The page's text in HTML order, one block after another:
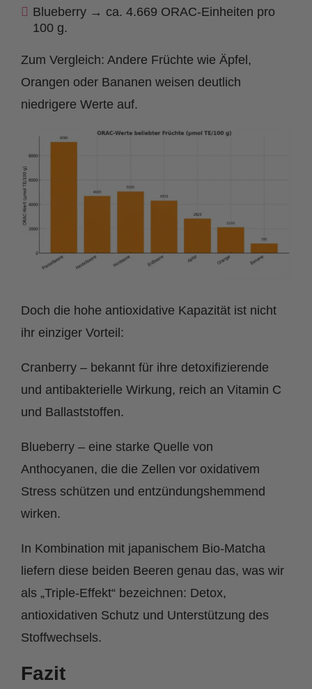
Blueberry → ca. 4.669 ORAC-Einheiten pro
100 g.
Zum Vergleich: Andere Früchte wie Äpfel,
Orangen oder Bananen weisen deutlich
niedrigere Werte auf.
Doch die hohe antioxidative Kapazität ist nicht
ihr einziger Vorteil:
Cranberry – bekannt für ihre detoxifizierende
und antibakterielle Wirkung, reich an Vitamin C
und Ballaststoffen.
Blueberry – eine starke Quelle von
Anthocyanen, die die Zellen vor oxidativem
Stress schützen und entzündungshemmend
wirken.
In Kombination mit japanischem Bio-Matcha
liefern diese beiden Beeren genau das, was wir
als „Triple-Effekt“ bezeichnen: Detox,
antioxidativen Schutz und Unterstützung des
Stoffwechsels.
Fazit